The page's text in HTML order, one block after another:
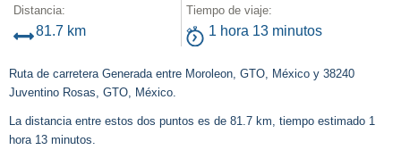
Distancia:
81.7 km
Tiempo de viaje:
1 hora 13 minutos
Ruta de carretera Generada entre Moroleon, GTO, México y 38240
Juventino Rosas, GTO, México.
La distancia entre estos dos puntos es de 81.7 km, tiempo estimado 1
hora 13 minutos.